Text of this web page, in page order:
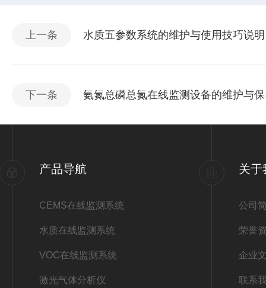
上一条 水质五参数系统的维护与使用技巧说明
下一条 氨氮总磷总氮在线监测设备的维护与
产品导航
CEMS在线监测系统
水质在线监测系统
VOC在线监测系统
激光气体分析仪
关于
公司
荣誉
企业
联系